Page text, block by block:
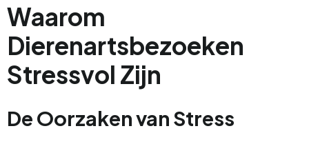
Waarom
Dierenartsbezoeken
Stressvol Zijn
De Oorzaken van Stress